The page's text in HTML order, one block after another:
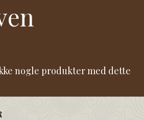
nogle produkter med dette